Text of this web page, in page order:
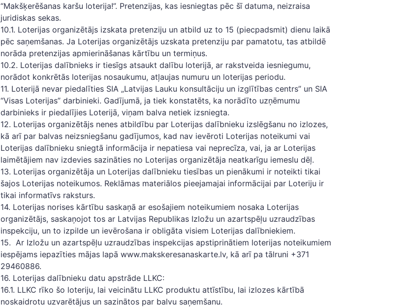
“Makšķerēšanas karšu loterija!”. Pretenzijas, kas iesniegtas pēc šī datuma, neizraisa
juridiskas sekas.
10.1. Loterijas organizētājs izskata pretenziju un atbild uz to 15 (piecpadsmit) dienu laikā
pēc saņemšanas. Ja Loterijas organizētājs uzskata pretenziju par pamatotu, tas atbildē
norāda pretenzijas apmierināšanas kārtību un termiņus.
10.2. Loterijas dalībnieks ir tiesīgs atsaukt dalību loterijā, ar rakstveida iesniegumu,
norādot konkrētās loterijas nosaukumu, atļaujas numuru un loterijas periodu.
11. Loterijā nevar piedalīties SIA „Latvijas Lauku konsultāciju un izglītības centrs” un SIA
“Visas Loterijas” darbinieki. Gadījumā, ja tiek konstatēts, ka norādīto uzņēmumu
darbinieks ir piedalījies Loterijā, viņam balva netiek izsniegta.
12. Loterijas organizētājs nenes atbildību par Loterijas dalībnieku izslēgšanu no izlozes,
kā arī par balvas neizsniegšanu gadījumos, kad nav ievēroti Loterijas noteikumi vai
Loterijas dalībnieku sniegtā informācija ir nepatiesa vai neprecīza, vai, ja ar Loterijas
laimētājiem nav izdevies sazināties no Loterijas organizētāja neatkarīgu iemeslu dēļ.
13. Loterijas organizētāja un Loterijas dalībnieku tiesības un pienākumi ir noteikti tikai
šajos Loterijas noteikumos. Reklāmas materiālos pieejamajai informācijai par Loteriju ir
tikai informatīvs raksturs.
14. Loterijas norises kārtību saskaņā ar esošajiem noteikumiem nosaka Loterijas
organizētājs, saskaņojot tos ar Latvijas Republikas Izložu un azartspēļu uzraudzības
inspekciju, un to izpilde un ievērošana ir obligāta visiem Loterijas dalībniekiem.
15. Ar Izložu un azartspēļu uzraudzības inspekcijas apstiprinātiem loterijas noteikumiem
iespējams iepazīties mājas lapā www.makskeresanaskarte.lv, kā arī pa tālruni +371
29460886.
16. Loterijas dalībnieku datu apstrāde LLKC:
16.1. LLKC rīko šo loteriju, lai veicinātu LLKC produktu attīstību, lai izlozes kārtībā
noskaidrotu uzvarētājus un sazinātos par balvu saņemšanu.